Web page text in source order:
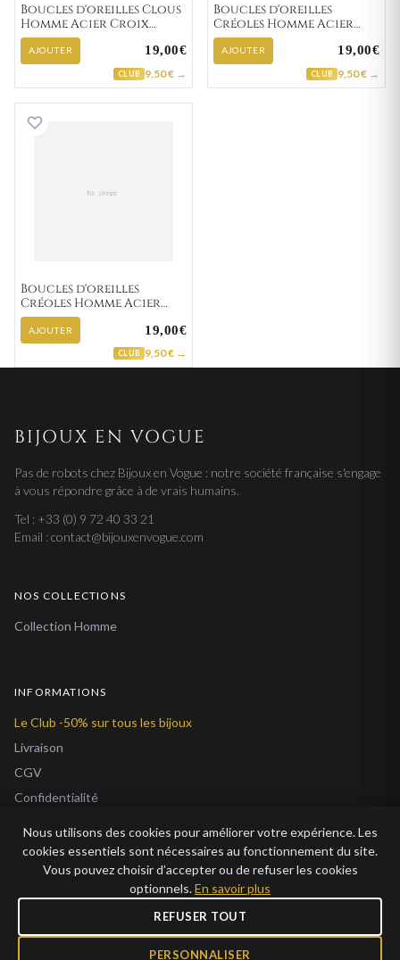
Boucles d'oreilles Clous
Homme Acier Croix
Chrétienne
AJOUTER 19,00€
CLUB 9,50 € →
Boucles d'oreilles
Créoles Homme Acier
Etton Diamètre 13mm
AJOUTER 19,00€
CLUB 9,50 € →
Boucles d'oreilles
Créoles Homme Acier
blanc,noir Ø 13mm
AJOUTER 19,00€
CLUB 9,50 € →
BIJOUX EN VOGUE
Pas de robots chez Bijoux en Vogue : notre société française s'engage
à vous répondre grâce à de vrais humains.
Tel : +33 (0) 9 72 40 33 21
Email : contact@bijouxenvogue.com
NOS COLLECTIONS
Collection Homme
INFORMATIONS
Le Club -50% sur tous les bijoux
Livraison
CGV
Confidentialité
À Propos
Nous utilisons des cookies pour améliorer votre expérience. Les
cookies essentiels sont nécessaires au fonctionnement du site.
Vous pouvez choisir d’accepter ou de refuser les cookies
optionnels.En savoir plus
REFUSER TOUT
PERSONNALISER